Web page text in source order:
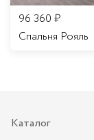
96 360 ₽
Спальня Рояль
Каталог